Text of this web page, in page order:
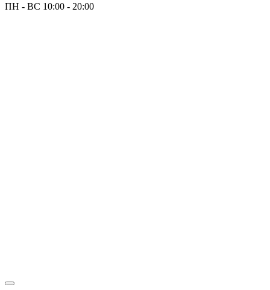
ПН - ВС 10:00 - 20:00